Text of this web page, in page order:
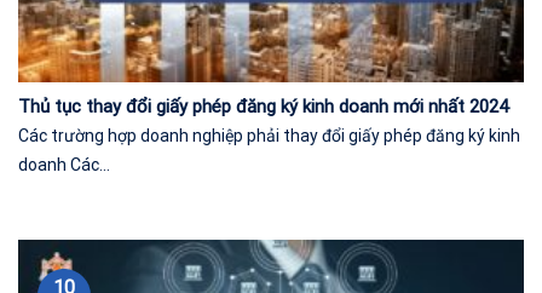
Thủ tục thay đổi giấy phép đăng ký kinh doanh mới nhất 2024
Các trường hợp doanh nghiệp phải thay đổi giấy phép đăng ký kinh
doanh Các...
10